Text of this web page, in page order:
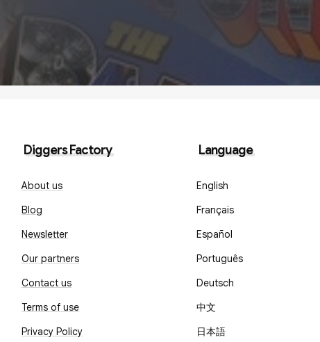
Diggers Factory
About us
Blog
Newsletter
Our partners
Contact us
Terms of use
Privacy Policy
Language
English
Français
Español
Português
Deutsch
中文
日本語